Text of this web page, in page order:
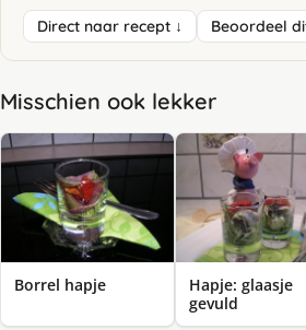
Direct naar recept ↓ Beoordeel
Misschien ook lekker
Borrel hapje
Hapje: glaasje
gevuld